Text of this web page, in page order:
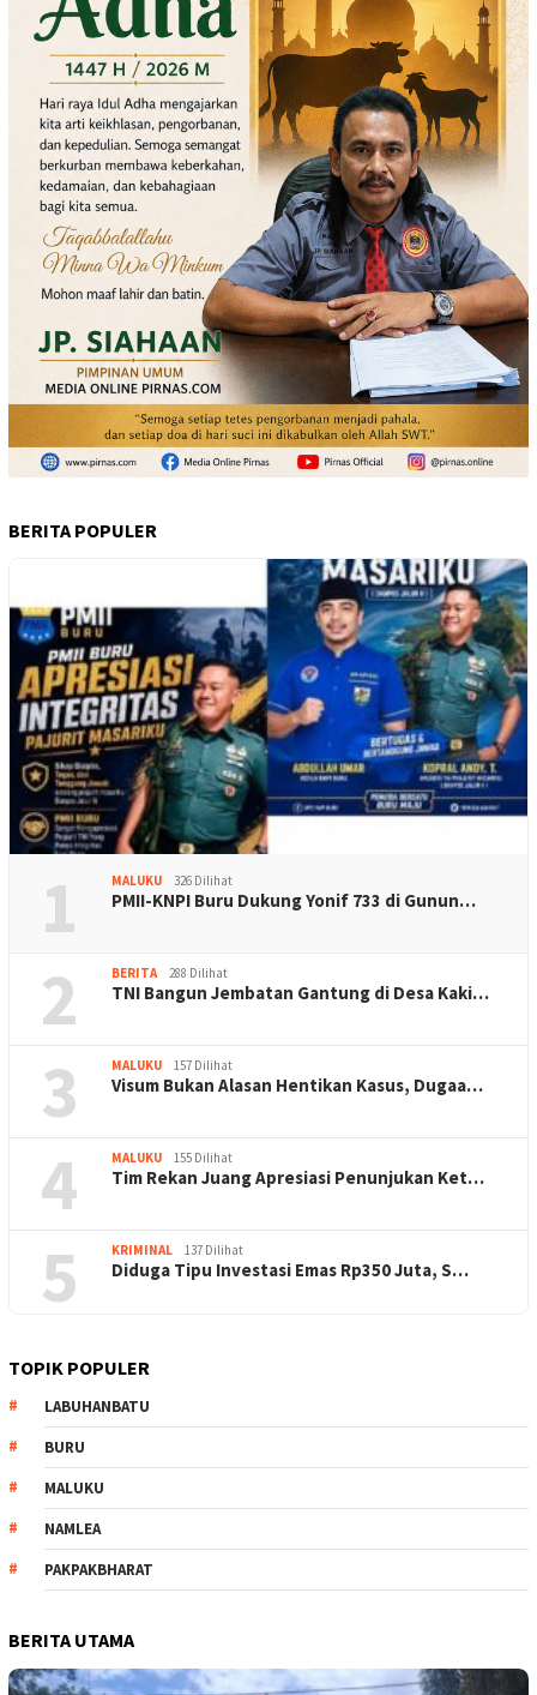
BERITA POPULER
1 MALUKU 326 Dilihat
PMII-KNPI Buru Dukung Yonif 733 di Gunun…
2 BERITA 288 Dilihat
TNI Bangun Jembatan Gantung di Desa Kaki…
3 MALUKU 157 Dilihat
Visum Bukan Alasan Hentikan Kasus, Dugaa…
4 MALUKU 155 Dilihat
Tim Rekan Juang Apresiasi Penunjukan Ket…
5 KRIMINAL 137 Dilihat
Diduga Tipu Investasi Emas Rp350 Juta, S…
TOPIK POPULER
LABUHANBATU
BURU
MALUKU
NAMLEA
PAKPAKBHARAT
BERITA UTAMA